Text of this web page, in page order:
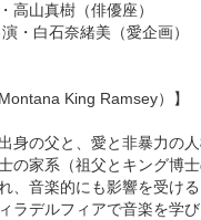
山真樹（俳優座）
美（愛企画）
King Ramsey）】
身の父と、愛と非暴力の
の家系（祖父とキング博
、音楽的にも影響を受け
ラデルフィアで音楽を学